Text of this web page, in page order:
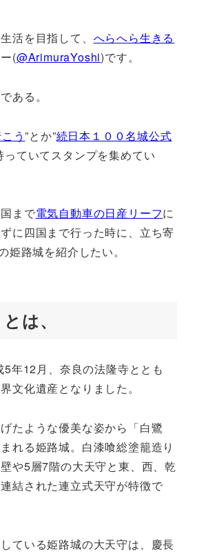
活を目指して、 へらへら生きる
(@ArimuraYoshi)です。
ある。
う”とか”続日本１００名城公式
っていてスタンプを集めてい
まで電気自動車の日産リーフに
に四国まで行った時に、立ち寄
姫路城を紹介したい。
は、
5年12月、奈良の法隆寺ととも
文化遺産となりました。
たような優美な姿から「白鷺
れる姫路城。白漆喰総塗籠造り
や5層7階の大天守と東、西、乾
結された連立式天守が特徴で
ている姫路城の大天守は、慶長